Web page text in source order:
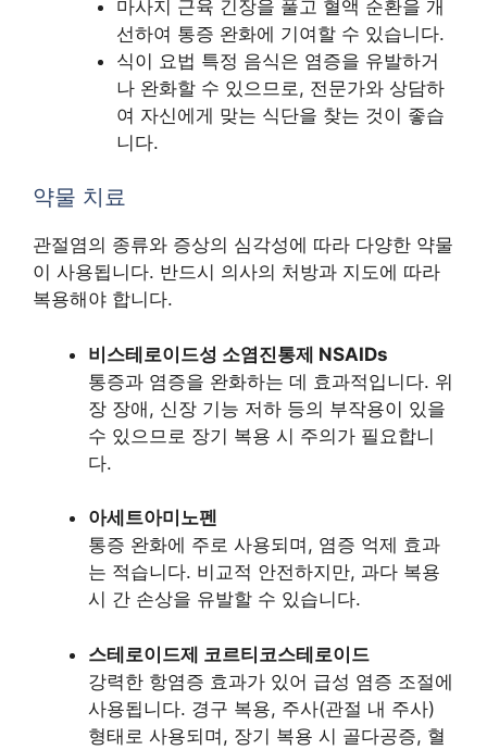
마사지 근육 긴장을 풀고 혈액 순환을 개
선하여 통증 완화에 기여할 수 있습니다.
식이 요법 특정 음식은 염증을 유발하거
나 완화할 수 있으므로, 전문가와 상담하
여 자신에게 맞는 식단을 찾는 것이 좋습
니다.
약물 치료
관절염의 종류와 증상의 심각성에 따라 다양한 약물
이 사용됩니다. 반드시 의사의 처방과 지도에 따라
복용해야 합니다.
비스테로이드성 소염진통제 NSAIDs
통증과 염증을 완화하는 데 효과적입니다. 위
장 장애, 신장 기능 저하 등의 부작용이 있을
수 있으므로 장기 복용 시 주의가 필요합니
다.
아세트아미노펜
통증 완화에 주로 사용되며, 염증 억제 효과
는 적습니다. 비교적 안전하지만, 과다 복용
시 간 손상을 유발할 수 있습니다.
스테로이드제 코르티코스테로이드
강력한 항염증 효과가 있어 급성 염증 조절에
사용됩니다. 경구 복용, 주사(관절 내 주사)
형태로 사용되며, 장기 복용 시 골다공증, 혈